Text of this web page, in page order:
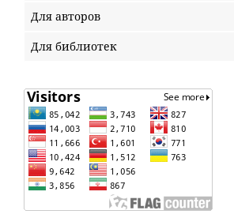
Для авторов
Для библиотек